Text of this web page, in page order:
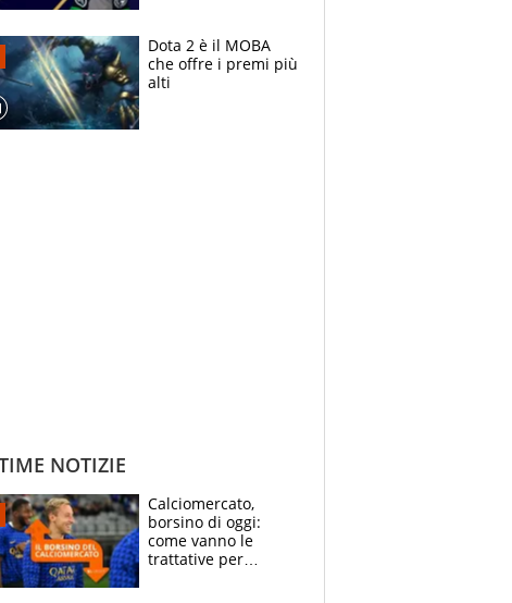
Dota 2 è il MOBA
che offre i premi più
alti
NOTIZIE
Calciomercato,
borsino di oggi:
come vanno le
trattative per